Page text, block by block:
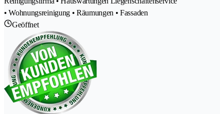
• Wohnungsreinigung • Räumungen • Fassaden
Geöffnet